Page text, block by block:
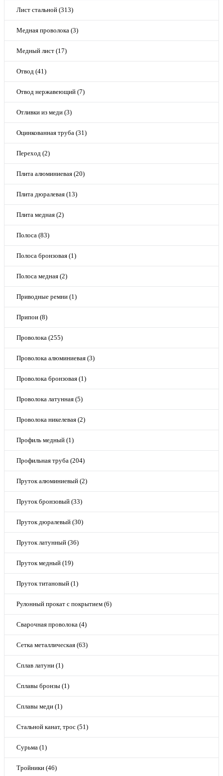
Лист стальной (313)
Медная проволока (3)
Медный лист (17)
Отвод (41)
Отвод нержавеющий (7)
Отливки из меди (3)
Оцинкованная труба (31)
Переход (2)
Плита алюминиевая (20)
Плита дюралевая (13)
Плита медная (2)
Полоса (83)
Полоса бронзовая (1)
Полоса медная (2)
Приводные ремни (1)
Припои (8)
Проволока (255)
Проволока алюминиевая (3)
Проволока бронзовая (1)
Проволока латунная (5)
Проволока никелевая (2)
Профиль медный (1)
Профильная труба (204)
Пруток алюминиевый (2)
Пруток бронзовый (33)
Пруток дюралевый (30)
Пруток латунный (36)
Пруток медный (19)
Пруток титановый (1)
Рулонный прокат с покрытием (6)
Сварочная проволока (4)
Сетка металлическая (63)
Сплав латуни (1)
Сплавы бронзы (1)
Сплавы меди (1)
Стальной канат, трос (51)
Сурьма (1)
Тройники (46)